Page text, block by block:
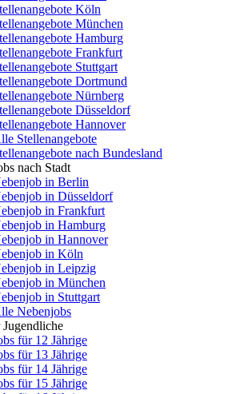
Köln
München
Hamburg
Frankfurt
Stuttgart
Dortmund
Nürnberg
Düsseldorf
Hannover
Stellenangebote
nach Bundesland
nach Stadt
in Berlin
in Düsseldorf
in Frankfurt
in Hamburg
in Hannover
in Köln
in Leipzig
in München
in Stuttgart
Nebenjobs
Jugendliche
für 12 Jährige
für 13 Jährige
für 14 Jährige
für 15 Jährige